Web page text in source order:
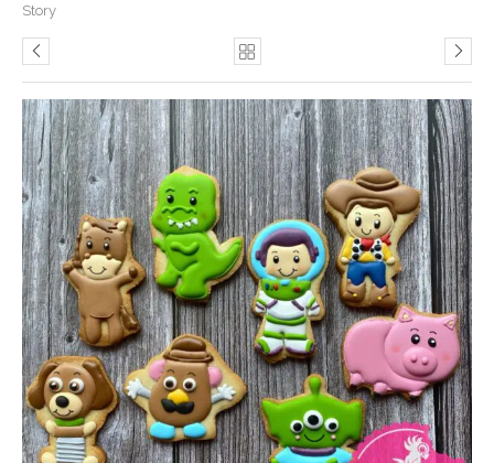
Story